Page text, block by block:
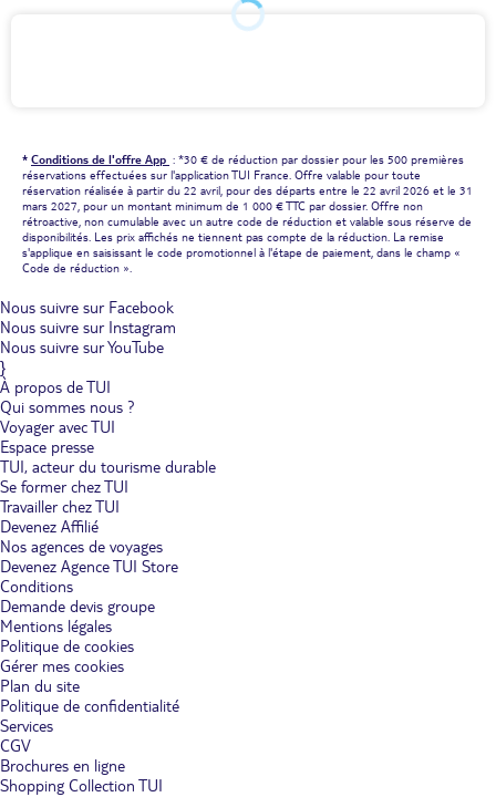
* Conditions de l'offre App : *30 € de réduction par dossier pour les 500 premières
réservations effectuées sur l'application TUI France. Offre valable pour toute
réservation réalisée à partir du 22 avril, pour des départs entre le 22 avril 2026 et le 31
mars 2027, pour un montant minimum de 1 000 € TTC par dossier. Offre non
rétroactive, non cumulable avec un autre code de réduction et valable sous réserve de
disponibilités. Les prix affichés ne tiennent pas compte de la réduction. La remise
s'applique en saisissant le code promotionnel à l'étape de paiement, dans le champ «
Code de réduction ».
Nous suivre sur Facebook
Nous suivre sur Instagram
Nous suivre sur YouTube
}
À propos de TUI
Qui sommes nous ?
Voyager avec TUI
Espace presse
TUI, acteur du tourisme durable
Se former chez TUI
Travailler chez TUI
Devenez Affilié
Nos agences de voyages
Devenez Agence TUI Store
Conditions
Demande devis groupe
Mentions légales
Politique de cookies
Gérer mes cookies
Plan du site
Politique de confidentialité
Services
CGV
Brochures en ligne
Shopping Collection TUI